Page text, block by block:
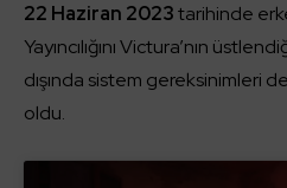
22 Haziran 2023tarihinde
Yayıncılığını Victura’nın
dışında sistem gereksinimleri
oldu.